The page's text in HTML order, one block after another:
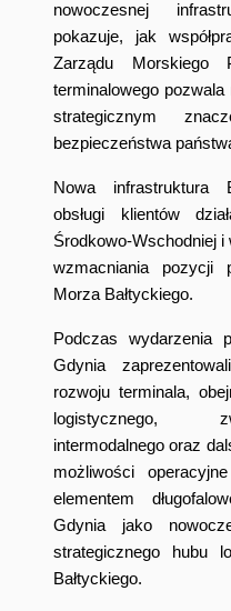
nowoczesnej
pokazuje, jak
Zarządu Morskiego
terminalowego
strategicznym
bezpieczeństwa
Nowa infrastruktura
obsługi klientów
Środkowo-Wschodniej
wzmacniania pozycji
Morza Bałtyckiego.
Podczas wydarzenia
Gdynia
rozwoju terminala,
logistycznego,
intermodalnego oraz
możliwości
elementem
Gdynia jako
strategicznego hubu
Bałtyckiego.